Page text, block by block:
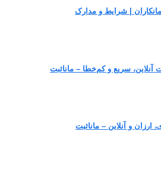
| شرایط و مدارک
سریع و کم‌خطا – مانا‌ثبت
و آنلاین – مانا‌ثبت